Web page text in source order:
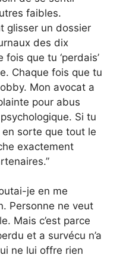
faibles.
glisser un dossier
des dix
que tu ‘perdais’
Chaque fois que tu
Mon avocat a
pour abus
Si tu
en sorte que tout le
exactement
je en me
Personne ne veut
Mais c’est parce
et a survécu n’a
ne lui offre rien